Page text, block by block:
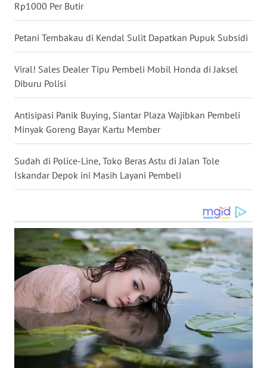
Rp1000 Per Butir
Petani Tembakau di Kendal Sulit Dapatkan Pupuk Subsidi
Viral! Sales Dealer Tipu Pembeli Mobil Honda di Jaksel
Diburu Polisi
Antisipasi Panik Buying, Siantar Plaza Wajibkan Pembeli
Minyak Goreng Bayar Kartu Member
Sudah di Police-Line, Toko Beras Astu di Jalan Tole
Iskandar Depok ini Masih Layani Pembeli
WN
MALUKU
WN
MALUT
WN
DAIRI
WN
TOBA
NIAS
WN
LANGKAT
WN
TAPANULI
SELATAN
WN